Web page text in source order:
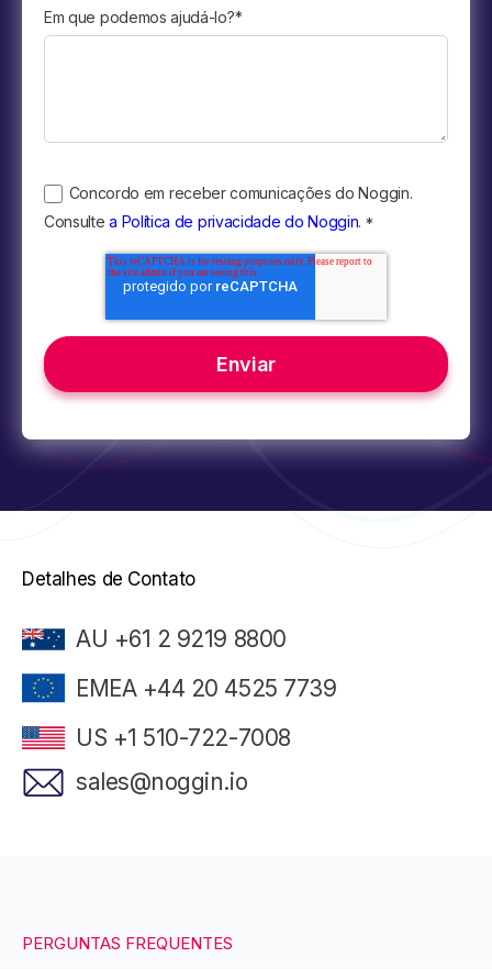
Em que podemos ajudá-lo?*
Concordo em receber comunicações do Noggin.
Consultea Política de privacidade do Noggin. *
Detalhes de Contato
AU +61 2 9219 8800
EMEA +44 20 4525 7739
US +1 510-722-7008
sales@noggin.io
PERGUNTAS FREQUENTES